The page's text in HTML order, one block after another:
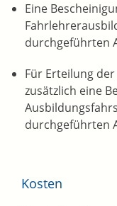
Eine
durchgeführten
Für Erteilung
zusätzlich eine
durchgeführten
Kosten